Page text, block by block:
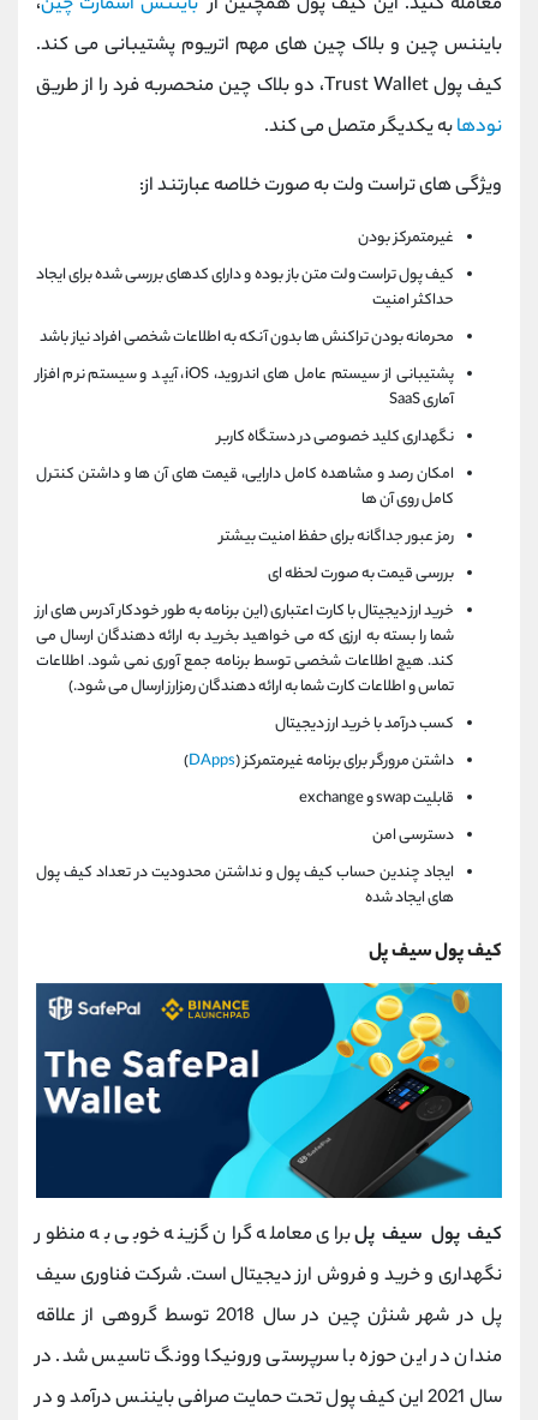
بایننس چین و بلاک چین های مهم اتریوم پشتیبانی می کند.
کیف پول Trust Wallet، دو بلاک چین منحصربه‌ فرد را از طریق
نودهابه یکدیگر متصل می‌ کند.
ویژگی های تراست ولت به صورت خلاصه عبارتند از:
غیرمتمرکز بودن
کیف پول تراست ولت متن باز بوده و دارای کدهای بررسی شده برای ایجاد
حداکثر امنیت
محرمانه بودن تراکنش ها بدون آنکه به اطلاعات شخصی افراد نیاز باشد
پشتیبانی از سیستم عامل های اندروید، iOS، آیپد و سیستم نرم افزار
آماری SaaS
نگهداری کلید خصوصی در دستگاه کاربر
امکان رصد و مشاهده کامل دارایی، قیمت های آن ها و داشتن کنترل
کامل روی آن ها
رمز عبور جداگانه برای حفظ امنیت بیشتر
بررسی قیمت به صورت لحظه ای
خرید ارز دیجیتال با کارت اعتباری (این برنامه به طور خودکار آدرس های ارز
شما را بسته به ارزی که می خواهید بخرید به ارائه دهندگان ارسال می
کند. هیچ اطلاعات شخصی توسط برنامه جمع آوری نمی شود. اطلاعات
تماس و اطلاعات کارت شما به ارائه دهندگان رمزارز ارسال می شود.)
کسب درآمد با خرید ارز دیجیتال
داشتن مرورگر برای برنامه غیرمتمرکز (DApps
)
قابلیت swap و exchange
دسترسی امن
ایجاد چندین حساب کیف پول و نداشتن محدودیت در تعداد کیف پول
های ایجاد شده
کیف پول سیف پل
کیف پول سیف پلبرای معامله گران گزینه خوبی به منظور
نگهداری و خرید و فروش ارز دیجیتال است. شرکت فناوری سیف
پل در شهر شنژن چین در سال 2018 توسط گروهی از علاقه
مندان در این حوزه با سرپرستی ورونیکا وونگ تاسیس شد. در
سال 2021 این کیف پول تحت حمایت صرافی بایننس درآمد و در